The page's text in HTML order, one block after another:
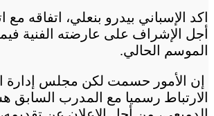
اكد الإسباني بيدرو بنعلي، اتفاقه
أجل الإشراف على عارضته الفنية
الموسم الحالي.
إن الأمور حسمت لكن مجلس إدارة
الارتباط رسميا مع المدرب السابق